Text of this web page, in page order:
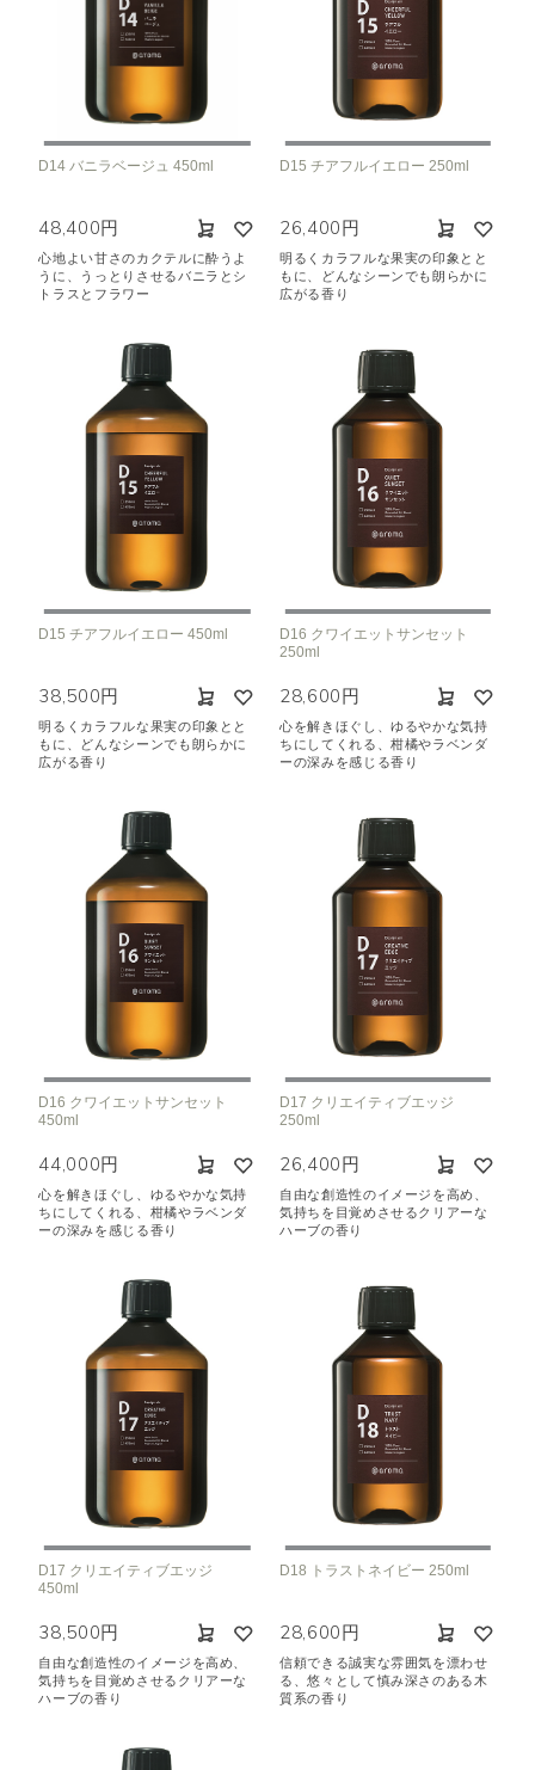
D14 バニラベージュ 450ml
48,400円
心地よい甘さのカクテルに酔うよ
うに、うっとりさせるバニラとシ
トラスとフラワー
D15 チアフルイエロー 250ml
26,400円
明るくカラフルな果実の印象とと
もに、どんなシーンでも朗らかに
広がる香り
D15 チアフルイエロー 450ml
38,500円
明るくカラフルな果実の印象とと
もに、どんなシーンでも朗らかに
広がる香り
D16 クワイエットサンセット
250ml
28,600円
心を解きほぐし、ゆるやかな気持
ちにしてくれる、柑橘やラベンダ
ーの深みを感じる香り
D16 クワイエットサンセット
450ml
44,000円
心を解きほぐし、ゆるやかな気持
ちにしてくれる、柑橘やラベンダ
ーの深みを感じる香り
D17 クリエイティブエッジ
250ml
26,400円
自由な創造性のイメージを高め、
気持ちを目覚めさせるクリアーな
ハーブの香り
D17 クリエイティブエッジ
450ml
38,500円
自由な創造性のイメージを高め、
気持ちを目覚めさせるクリアーな
ハーブの香り
D18 トラストネイビー 250ml
28,600円
信頼できる誠実な雰囲気を漂わせ
る、悠々として慎み深さのある木
質系の香り